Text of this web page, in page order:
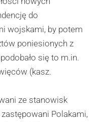
do
wojskami, by potem
poniesionych z
się to m.in.
(kasz.
ze stanowisk
Polakami,